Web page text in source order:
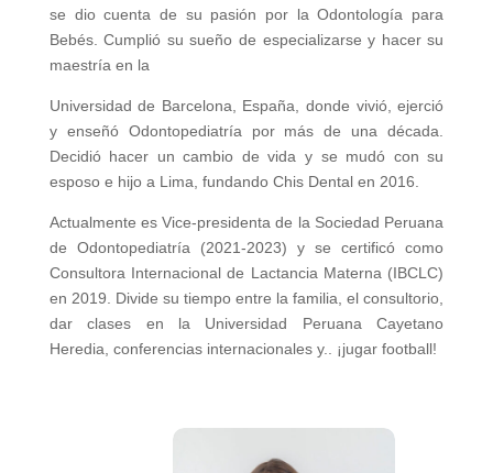
se dio cuenta de su pasión por la Odontología para
Bebés. Cumplió su sueño de especializarse y hacer su
maestría en la
Universidad de Barcelona, España, donde vivió, ejerció
y enseñó Odontopediatría por más de una década.
Decidió hacer un cambio de vida y se mudó con su
esposo e hijo a Lima, fundando Chis Dental en 2016.
Actualmente es Vice-presidenta de la Sociedad Peruana
de Odontopediatría (2021-2023) y se certificó como
Consultora Internacional de Lactancia Materna (IBCLC)
en 2019. Divide su tiempo entre la familia, el consultorio,
dar clases en la Universidad Peruana Cayetano
Heredia, conferencias internacionales y.. ¡jugar football!